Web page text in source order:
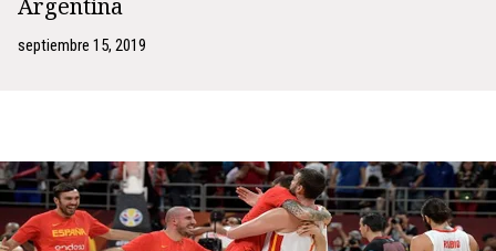
Argentina
septiembre 15, 2019